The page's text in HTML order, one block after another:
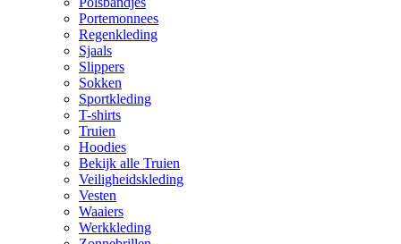
Portemonnees
Regenkleding
Sjaals
Slippers
Sokken
Sportkleding
T-shirts
Truien
Hoodies
Bekijk alle Truien
Veiligheidskleding
Vesten
Waaiers
Werkkleding